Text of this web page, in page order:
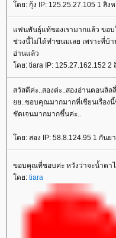
ดย: กุ้ง IP: 125.25.27.105 1 สิง
ฟนพันธุ์แท้ของเรามากแล้ว ขอบ
ช่วงนี้ไม่ได้ทำขนมเลย เพราะที่บ้
อ่านแล้ว
ดย: tiara IP: 125.27.162.152 2
สวัสดีค่ะ..สองค่ะ..สองอ่านตอนลิ
..ขอบคุณมากมากที่เขียนเรื่องนี้
ชัดเจนมากมากขึ้นค่ะ..
ดย: สอง IP: 58.8.124.95 1 กันย
ขอบคุณที่ชอบค่ะ หวังว่าจะน้ำตา
ดย: tiara